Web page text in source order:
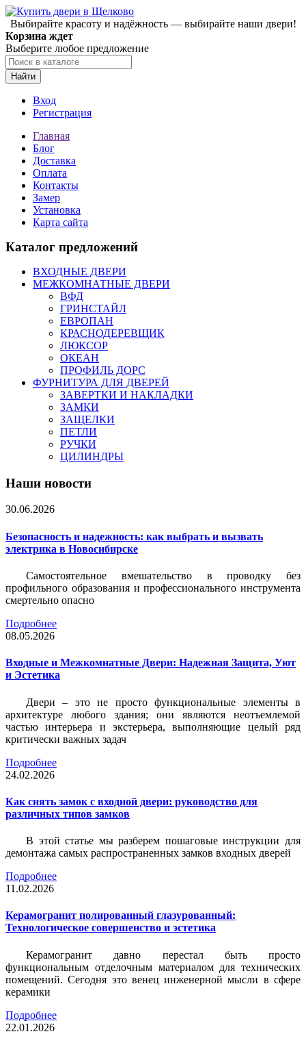
Выбирайте красоту и надёжность — выбирайте наши двери!
Корзина ждет
Выберите любое предложение
Найти
Вход
Регистрация
Главная
Блог
Доставка
Оплата
Контакты
Замер
Установка
Карта сайта
Каталог предложений
ВХОДНЫЕ ДВЕРИ
МЕЖКОМНАТНЫЕ ДВЕРИ
ВФД
ГРИНСТАЙЛ
ЕВРОПАН
КРАСНОДЕРЕВЩИК
ЛЮКСОР
ОКЕАН
ПРОФИЛЬ ДОРС
ФУРНИТУРА ДЛЯ ДВЕРЕЙ
ЗАВЕРТКИ И НАКЛАДКИ
ЗАМКИ
ЗАЩЕЛКИ
ПЕТЛИ
РУЧКИ
ЦИЛИНДРЫ
Наши новости
30.06.2026
Безопасность и надежность: как выбрать и вызвать
электрика в Новосибирске
Самостоятельное вмешательство в проводку без
профильного образования и профессионального инструмента
смертельно опасно
Подробнее
08.05.2026
Входные и Межкомнатные Двери: Надежная Защита, Уют
и Эстетика
Двери – это не просто функциональные элементы в
архитектуре любого здания; они являются неотъемлемой
частью интерьера и экстерьера, выполняющие целый ряд
критически важных задач
Подробнее
24.02.2026
Как снять замок с входной двери: руководство для
различных типов замков
В этой статье мы разберем пошаговые инструкции для
демонтажа самых распространенных замков входных дверей
Подробнее
11.02.2026
Керамогранит полированный глазурованный:
Технологическое совершенство и эстетика
Керамогранит давно перестал быть просто
функциональным отделочным материалом для технических
помещений. Сегодня это венец инженерной мысли в сфере
керамики
Подробнее
22.01.2026